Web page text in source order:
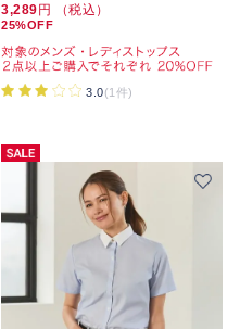
3,289 円 （税込）
25%OFF
3.0(1件)